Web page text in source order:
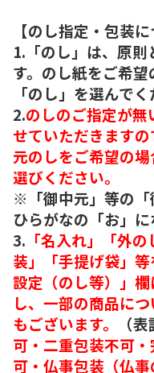
【のし指定・包装に
1.「のし」は、原則
す。のし紙をご希
「のし」を選んでく
2.のしのご指定が
せていただきます
元のしをご希望の
選びください。
※「御中元」等の「
ひらがなの「お」に
3. 「名入れ」「外
装」「手提げ袋」
設定（のし等）」
し、一部の商品に
もございます。
（
可・二重包装不可
可・仏事包装（仏事